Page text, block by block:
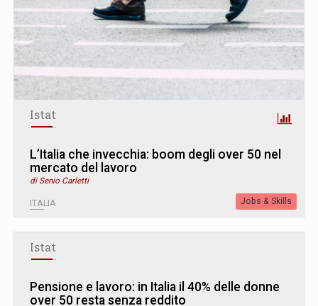
Istat
L’Italia che invecchia: boom degli over 50 nel
mercato del lavoro
di Senio Carletti
ITALIA Jobs & Skills
Istat
Pensione e lavoro: in Italia il 40% delle donne
over 50 resta senza reddito